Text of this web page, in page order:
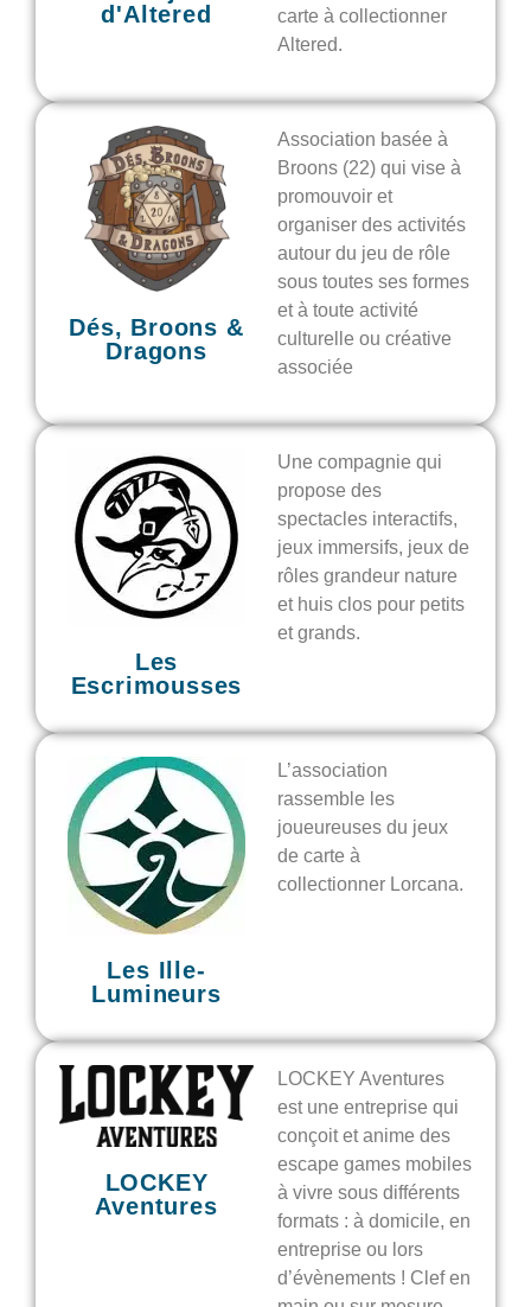
d'Altered
carte à collectionner
Altered.
Dés, Broons &
Dragons
Association basée à
Broons (22) qui vise à
promouvoir et
organiser des activités
autour du jeu de rôle
sous toutes ses formes
et à toute activité
culturelle ou créative
associée
Les
Escrimousses
Une compagnie qui
propose des
spectacles interactifs,
jeux immersifs, jeux de
rôles grandeur nature
et huis clos pour petits
et grands.
Les Ille-
Lumineurs
L’association
rassemble les
joueureuses du jeux
de carte à
collectionner Lorcana.
LOCKEY
Aventures
LOCKEY Aventures
est une entreprise qui
conçoit et anime des
escape games mobiles
à vivre sous différents
formats : à domicile, en
entreprise ou lors
d’évènements ! Clef en